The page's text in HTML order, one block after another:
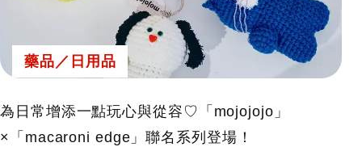
藥品／日用品
為日常增添一點玩心與從容♡「mojojojo」
×「macaroni edge」聯名系列登場！